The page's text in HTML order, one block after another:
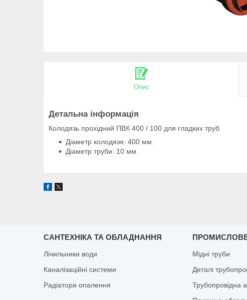
Опис
Детальна інформація
Колодязь прохідний ПВХ 400 / 100 для гладких труб.
Діаметр колодязя: 400 мм.
Діаметр труби: 10 мм.
САНТЕХНІКА ТА ОБЛАДНАННЯ
Лічильники води
Каналізаційні системи
Радіатори опалення
Мідні труби
Деталі
Трубопровідна